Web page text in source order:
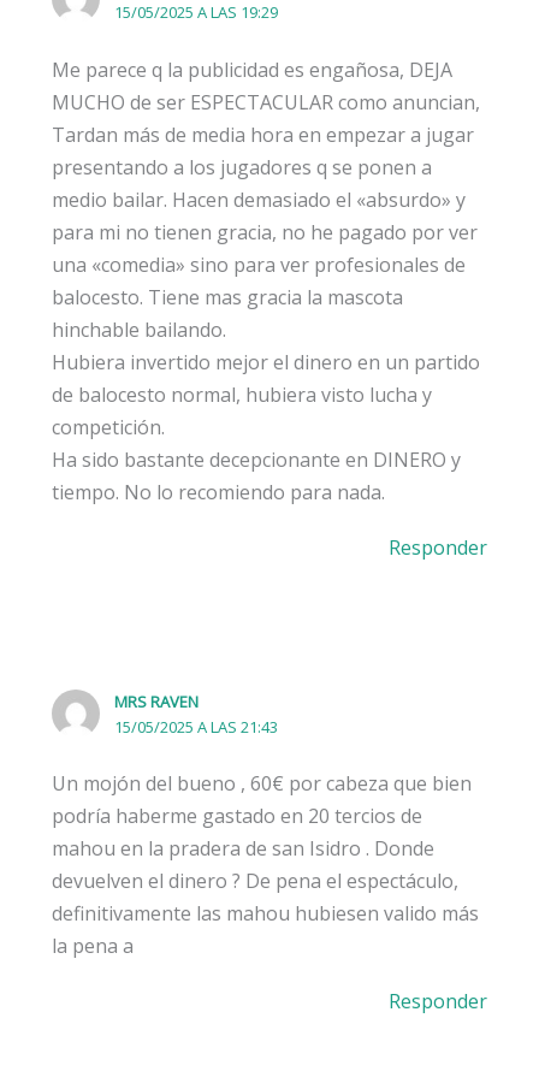
15/05/2025 A LAS 19:29
Me parece q la publicidad es engañosa, DEJA
MUCHO de ser ESPECTACULAR como anuncian,
Tardan más de media hora en empezar a jugar
presentando a los jugadores q se ponen a
medio bailar. Hacen demasiado el «absurdo» y
para mi no tienen gracia, no he pagado por ver
una «comedia» sino para ver profesionales de
balocesto. Tiene mas gracia la mascota
hinchable bailando.
Hubiera invertido mejor el dinero en un partido
de balocesto normal, hubiera visto lucha y
competición.
Ha sido bastante decepcionante en DINERO y
tiempo. No lo recomiendo para nada.
Responder
MRS RAVEN
15/05/2025 A LAS 21:43
Un mojón del bueno , 60€ por cabeza que bien
podría haberme gastado en 20 tercios de
mahou en la pradera de san Isidro . Donde
devuelven el dinero ? De pena el espectáculo,
definitivamente las mahou hubiesen valido más
la pena a
Responder